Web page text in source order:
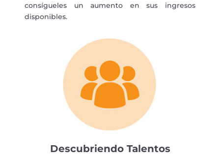
consígueles un aumento en sus ingresos
disponibles.
Descubriendo Talentos